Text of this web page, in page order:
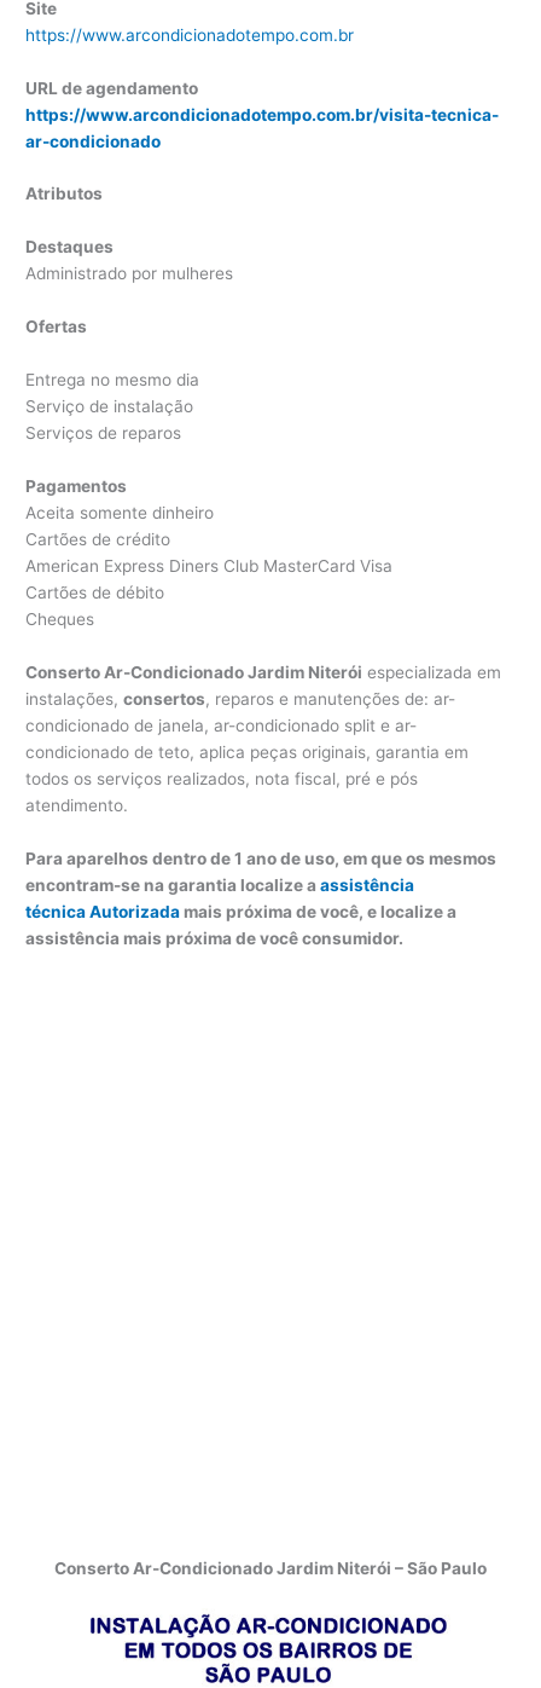
Site
https://www.arcondicionadotempo.com.br
URL de agendamento
https://www.arcondicionadotempo.com.br/visita-tecnica-
ar-condicionado
Atributos
Destaques
Administrado por mulheres
Ofertas
Entrega no mesmo dia
Serviço de instalação
Serviços de reparos
Pagamentos
Aceita somente dinheiro
Cartões de crédito
American Express Diners Club MasterCard Visa
Cartões de débito
Cheques
Conserto Ar-Condicionado Jardim Niterói especializada em
instalações,consertos, reparos e manutenções de: ar-
condicionado de janela, ar-condicionado split e ar-
condicionado de teto, aplica peças originais, garantia em
todos os serviços realizados, nota fiscal, pré e pós
atendimento.
Para aparelhos dentro de 1 ano de uso, em que os mesmos
encontram-se na garantia localize aassistência
técnica Autorizada mais próxima de você, e localize a
assistência mais próxima de você consumidor.
Conserto Ar-Condicionado Jardim Niterói – São Paulo